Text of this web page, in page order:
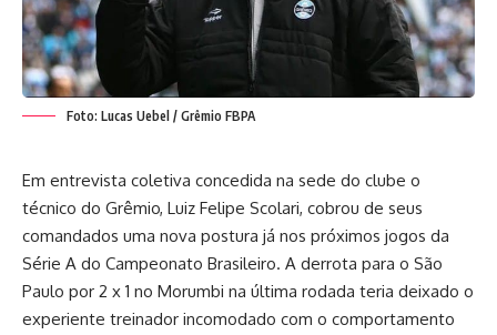
Foto: Lucas Uebel / Grêmio FBPA
Em entrevista coletiva concedida na sede do clube o
técnico do Grêmio, Luiz Felipe Scolari, cobrou de seus
comandados uma nova postura já nos próximos jogos da
Série A do Campeonato Brasileiro. A derrota para o São
Paulo por 2 x 1 no Morumbi na última rodada teria deixado o
experiente treinador incomodado com o comportamento